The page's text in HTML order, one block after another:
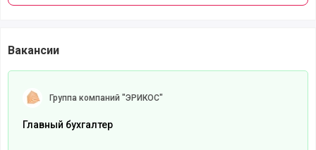
Вакансии
Группа компаний "ЭРИКОС"
Главный бухгалтер